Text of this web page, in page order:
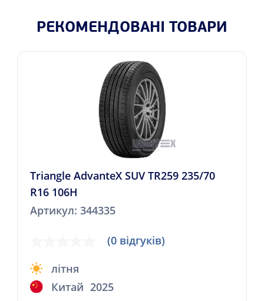
РЕКОМЕНДОВАНІ ТОВАРИ
Triangle AdvanteX SUV TR259 235/70
R16 106H
Артикул: 344335
(0 відгуків)
літня
Китай 2025